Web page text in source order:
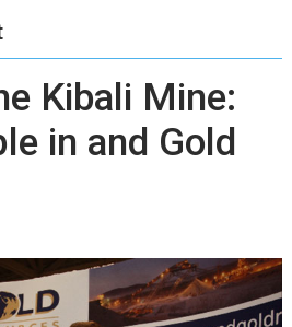
Kibali Mine:
in and Gold